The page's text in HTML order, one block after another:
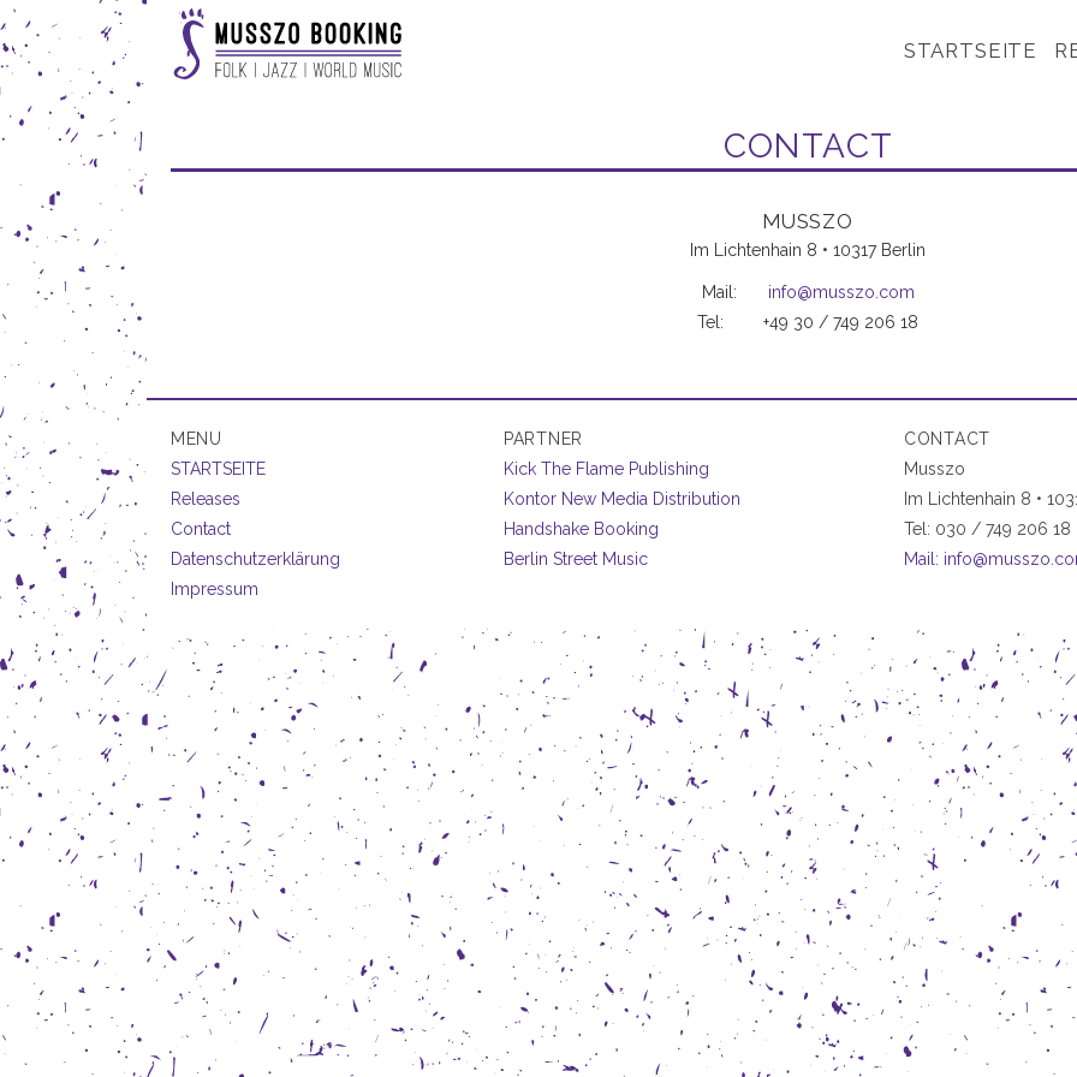
STARTSEITE
CONTACT
MUSSZO
Im Lichtenhain 8 • 10317 Berlin
Mail:
info@musszo.com
Tel:
+49 30 / 749 206 18
MENU
STARTSEITE
Releases
Contact
Datenschutzerklärung
Impressum
PARTNER
Kick The Flame Publishing
Kontor New Media Distribution
Handshake Booking
Berlin Street Music
CONTACT
Musszo
Im Lichtenhain 8 •
Tel: 030 / 749 206 18
Mail: